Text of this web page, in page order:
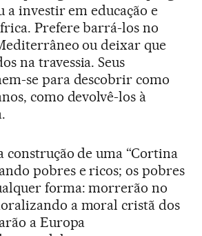
a investir em educação e
Prefere barrá-los no
ou deixar que
na travessia. Seus
se para descobrir como
como devolvê-los à
construção de uma “Cortina
pobres e ricos; os pobres
forma: morrerão no
a moral cristã dos
a Europa